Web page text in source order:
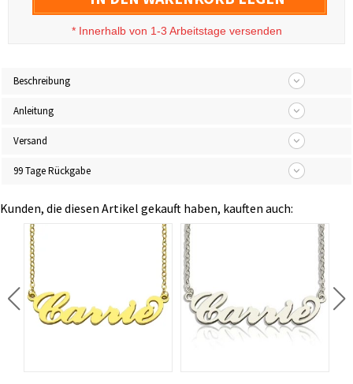
* Innerhalb von 1-3 Arbeitstage versenden
Beschreibung
Anleitung
Versand
99 Tage Rückgabe
Kunden, die diesen Artikel gekauft haben, kauften auch: